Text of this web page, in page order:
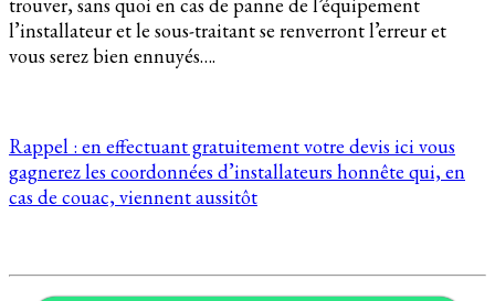
trouver, sans quoi en cas de panne de l’équipement
l’installateur et le sous-traitant se renverront l’erreur et
vous serez bien ennuyés….
Rappel : en effectuant gratuitement votre devis ici vous
gagnerez les coordonnées d’installateurs honnête qui, en
cas de couac, viennent aussitôt